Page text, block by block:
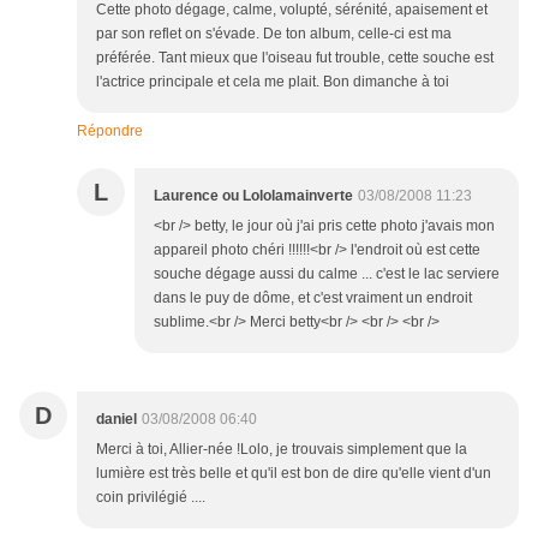
Cette photo dégage, calme, volupté, sérénité, apaisement et
par son reflet on s'évade. De ton album, celle-ci est ma
préférée. Tant mieux que l'oiseau fut trouble, cette souche est
l'actrice principale et cela me plait. Bon dimanche à toi
Répondre
L Laurence ou Lololamainverte 03/08/2008 11:23
<br /> betty, le jour où j'ai pris cette photo j'avais mon
appareil photo chéri !!!!!!<br /> l'endroit où est cette
souche dégage aussi du calme ... c'est le lac serviere
dans le puy de dôme, et c'est vraiment un endroit
sublime.<br /> Merci betty<br /> <br /> <br />
D daniel 03/08/2008 06:40
Merci à toi, Allier-née !Lolo, je trouvais simplement que la
lumière est très belle et qu'il est bon de dire qu'elle vient d'un
coin privilégié ....